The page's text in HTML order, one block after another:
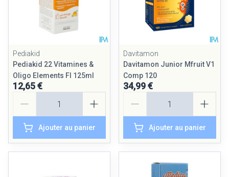
Pediakid
Pediakid 22 Vitamines &
Oligo Elements Fl 125ml
12,65 €
Ajouter au panier
Davitamon
Davitamon Junior Mfruit V1
Comp 120
34,99 €
Ajouter au panier